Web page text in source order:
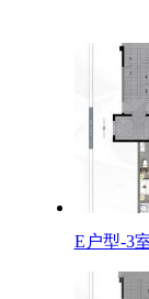
E户型-3